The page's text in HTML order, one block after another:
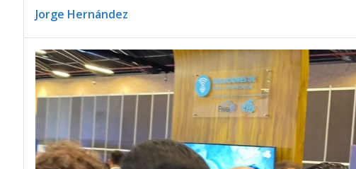
Jorge Hernández